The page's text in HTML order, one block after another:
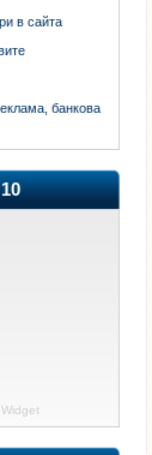
в сайта
банкова